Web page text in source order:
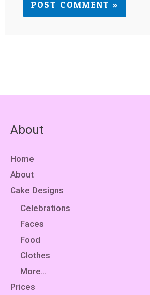
About
Home
About
Cake Designs
Celebrations
Faces
Food
Clothes
More…
Prices